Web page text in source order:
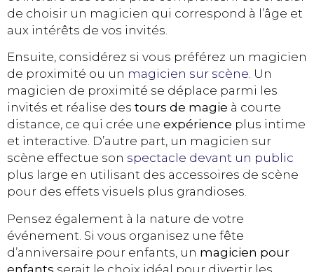
de choisir un magicien qui correspond à l’âge et
aux intérêts de vos invités.
Ensuite, considérez si vous préférez un magicien
de proximité ou un magicien sur scène. Un
magicien de proximité se déplace parmi les
invités et réalise des tours de magie à courte
distance, ce qui crée une expérience plus intime
et interactive. D’autre part, un magicien sur
scène effectue son spectacle devant un public
plus large en utilisant des accessoires de scène
pour des effets visuels plus grandioses.
Pensez également à la nature de votre
événement. Si vous organisez une fête
d’anniversaire pour enfants, un magicien pour
enfants serait le choix idéal pour divertir les